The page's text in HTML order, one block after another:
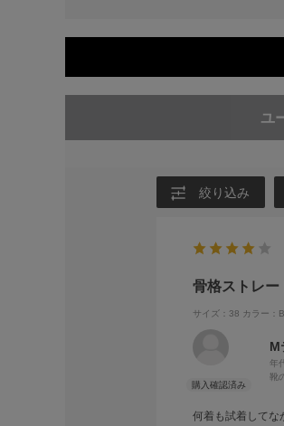
ユ
絞り込み
骨格ストレ
サイズ：38 カラー：
M
年
靴
何着も試着してな